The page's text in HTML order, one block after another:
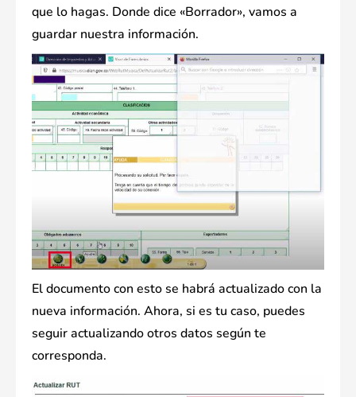
que lo hagas. Donde dice «Borrador», vamos a
guardar nuestra información.
El documento con esto se habrá actualizado con la
nueva información. Ahora, si es tu caso, puedes
seguir actualizando otros datos según te
corresponda.